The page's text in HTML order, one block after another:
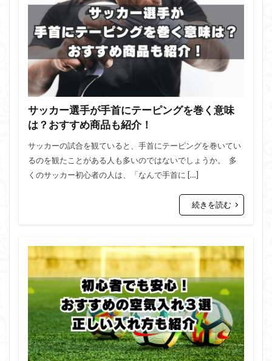
サッカー選手が手首にテーピングを巻く意味
は？おすすめ商品も紹介！
サッカーの試合を観ていると、手首にテーピングを巻いてい
るのを観たことがある人も多いのではないでしょうか。 多
くのサッカー初心者の人は、「なんで手首に […]
続きを読む